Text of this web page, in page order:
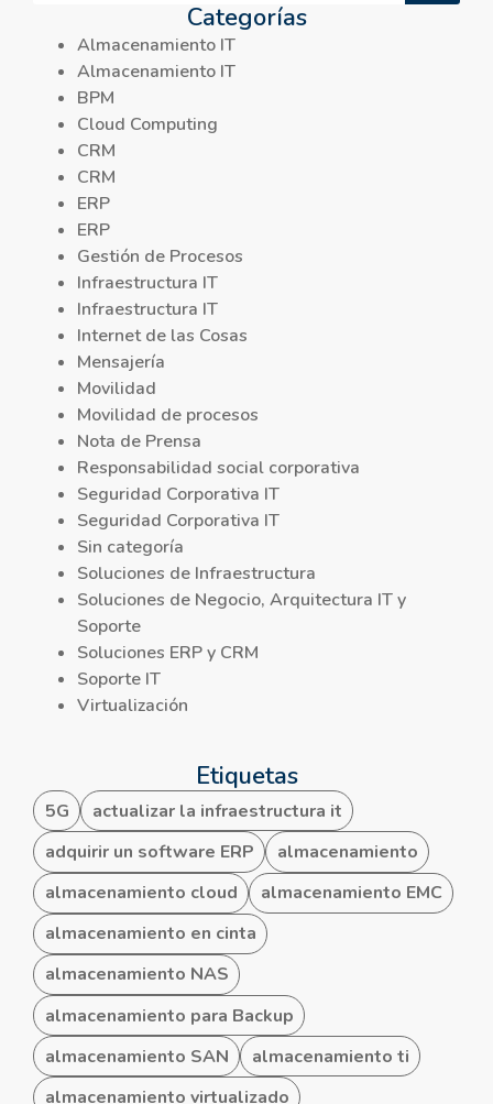
Categorías
Almacenamiento IT
Almacenamiento IT
BPM
Cloud Computing
CRM
CRM
ERP
ERP
Gestión de Procesos
Infraestructura IT
Infraestructura IT
Internet de las Cosas
Mensajería
Movilidad
Movilidad de procesos
Nota de Prensa
Responsabilidad social corporativa
Seguridad Corporativa IT
Seguridad Corporativa IT
Sin categoría
Soluciones de Infraestructura
Soluciones de Negocio, Arquitectura IT y
Soporte
Soluciones ERP y CRM
Soporte IT
Virtualización
Etiquetas
5G
actualizar la infraestructura it
adquirir un software ERP
almacenamiento
almacenamiento cloud
almacenamiento EMC
almacenamiento en cinta
almacenamiento NAS
almacenamiento para Backup
almacenamiento SAN
almacenamiento ti
almacenamiento virtualizado